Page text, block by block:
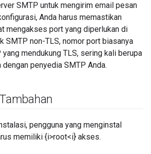
SMTP untuk mengirim email pesan
Anda harus memastikan
mengakses port yang diperlukan di
SMTP non-TLS, nomor port biasanya
mendukung TLS, sering kali berupa
penyedia SMTP Anda.
pengguna yang menginstal
memiliki {i>root<i} akses.